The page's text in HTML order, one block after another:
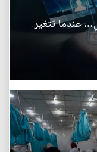
عندما تتغير